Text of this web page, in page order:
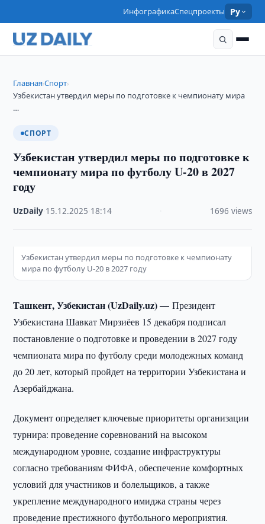
ИнфографикаСпецпроекты Ру
Главная›Спорт›
Узбекистан утвердил меры по подготовке к чемпионату мира
…
СПОРТ
Узбекистан утвердил меры по подготовке к
чемпионату мира по футболу U-20 в 2027
году
UzDaily 15.12.2025 18:14 1696 views
Узбекистан утвердил меры по подготовке к чемпионату
мира по футболу U-20 в 2027 году
Ташкент, Узбекистан (UzDaily.uz) —Президент
Узбекистана Шавкат Мирзиёев 15 декабря подписал
постановление о подготовке и проведении в 2027 году
чемпионата мира по футболу среди молодежных команд
до 20 лет, который пройдет на территории Узбекистана и
Азербайджана.
Документ определяет ключевые приоритеты организации
турнира: проведение соревнований на высоком
международном уровне, создание инфраструктуры
согласно требованиям ФИФА, обеспечение комфортных
условий для участников и болельщиков, а также
укрепление международного имиджа страны через
проведение престижного футбольного мероприятия.